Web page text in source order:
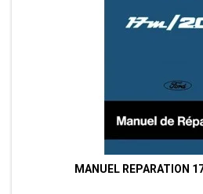
MANUEL REPARATION